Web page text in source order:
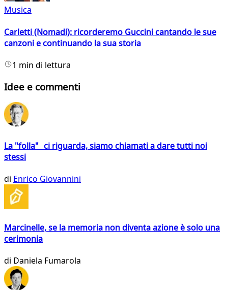
Musica
Carletti (Nomadi): ricorderemo Guccini cantando le sue
canzoni e continuando la sua storia
1 min di lettura
Idee e commenti
La "folla" ci riguarda, siamo chiamati a dare tutti noi
stessi
di Enrico Giovannini
Marcinelle, se la memoria non diventa azione è solo una
cerimonia
di Daniela Fumarola